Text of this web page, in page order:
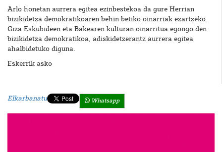
Arlo honetan aurrera egitea ezinbestekoa da gure Herrian
bizikidetza demokratikoaren behin betiko oinarriak ezartzeko.
Giza Eskubideen eta Bakearen kulturan oinarritua egongo den
bizikidetza demokratikoa, adiskidetzerantz aurrera egitea
ahalbidetuko diguna.
Eskerrik asko
Elkarbanatu Whatsapp